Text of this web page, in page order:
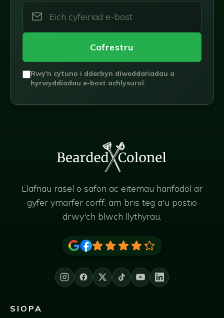
Cofrestru
Rwy'n cytuno i dderbyn diweddariadau a
hyrwyddiadau e-bost achlysurol.
Llafnau rasel o safon ac eitemau hanfodol ar
gyfer ymarfer corff, am bris teg a'u postio
drwy'ch blwch llythyrau.
SIOPA